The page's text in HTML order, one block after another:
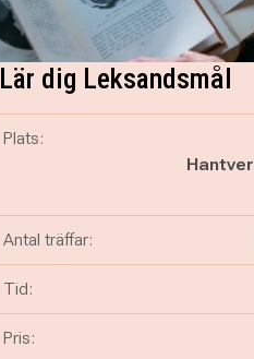
Lär dig Leksandsmål
Plats:
Antal träffar:
Tid:
Pris: